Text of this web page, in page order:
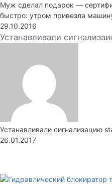
Муж сделал подарок —
быстро: утром привезла
29.10.2016
Устанавливали
Устанавливали сигнализацию
26.01.2017